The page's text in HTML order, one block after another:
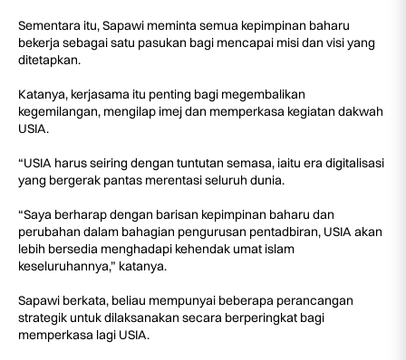
Sementara itu, Sapawi meminta semua kepimpinan baharu
bekerja sebagai satu pasukan bagi mencapai misi dan visi yang
ditetapkan.
Katanya, kerjasama itu penting bagi megembalikan
kegemilangan, mengilap imej dan memperkasa kegiatan dakwah
USIA.
“USIA harus seiring dengan tuntutan semasa, iaitu era digitalisasi
yang bergerak pantas merentasi seluruh dunia.
“Saya berharap dengan barisan kepimpinan baharu dan
perubahan dalam bahagian pengurusan pentadbiran, USIA akan
lebih bersedia menghadapi kehendak umat islam
keseluruhannya,” katanya.
Sapawi berkata, beliau mempunyai beberapa perancangan
strategik untuk dilaksanakan secara berperingkat bagi
memperkasa lagi USIA.